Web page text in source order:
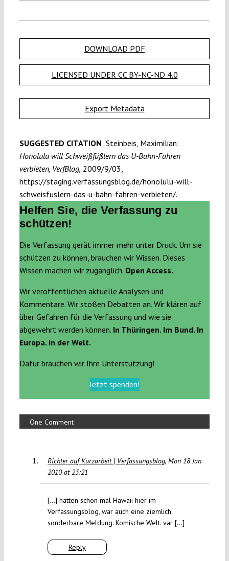
DOWNLOAD PDF
LICENSED UNDER CC BY-NC-ND 4.0
Export Metadata
SUGGESTED CITATION Steinbeis, Maximilian:
Honolulu will Schweißfüßlern das U-Bahn-Fahren
verbieten, VerfBlog, 2009/9/03,
https://staging.verfassungsblog.de/honolulu-will-
schweisfuslern-das-u-bahn-fahren-verbieten/.
Helfen Sie, die Verfassung zu
schützen!
Die Verfassung gerät immer mehr unter Druck. Um sie
schützen zu können, brauchen wir Wissen. Dieses
Wissen machen wir zugänglich. Open Access.
Wir veröffentlichen aktuelle Analysen und
Kommentare. Wir stoßen Debatten an. Wir klären auf
über Gefahren für die Verfassung und wie sie
abgewehrt werden können. In Thüringen. Im Bund. In
Europa. In der Welt.
Dafür brauchen wir Ihre Unterstützung!
Jetzt spenden!
One Comment
Richter auf Kurzarbeit | Verfassungsblog Mon 18 Jan
2010 at 23:21
Reply
[…] hatten schon mal Hawaii hier im
Verfassungsblog, war auch eine ziemlich
sonderbare Meldung. Komische Welt. var […]